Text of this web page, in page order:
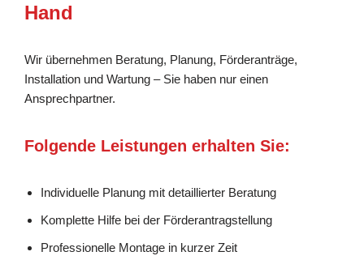
Hand
Wir übernehmen Beratung, Planung, Förderanträge,
Installation und Wartung – Sie haben nur einen
Ansprechpartner.
Folgende Leistungen erhalten Sie:
Individuelle Planung mit detaillierter Beratung
Komplette Hilfe bei der Förderantragstellung
Professionelle Montage in kurzer Zeit